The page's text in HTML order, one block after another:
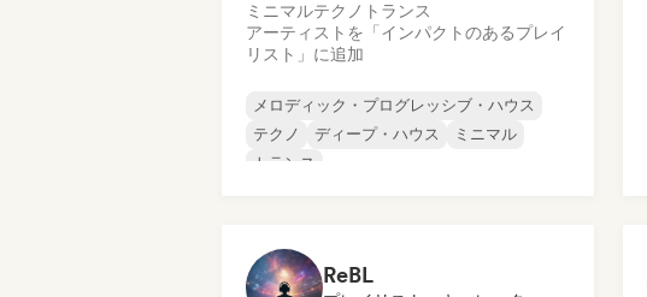
ミニマルテクノ トランス
アーティストを「インパクトのあるプレイ
リスト」に追加
メロディック・プログレッシブ・ハウス
テクノ
ディープ・ハウス
ミニマル
トランス
ReBL